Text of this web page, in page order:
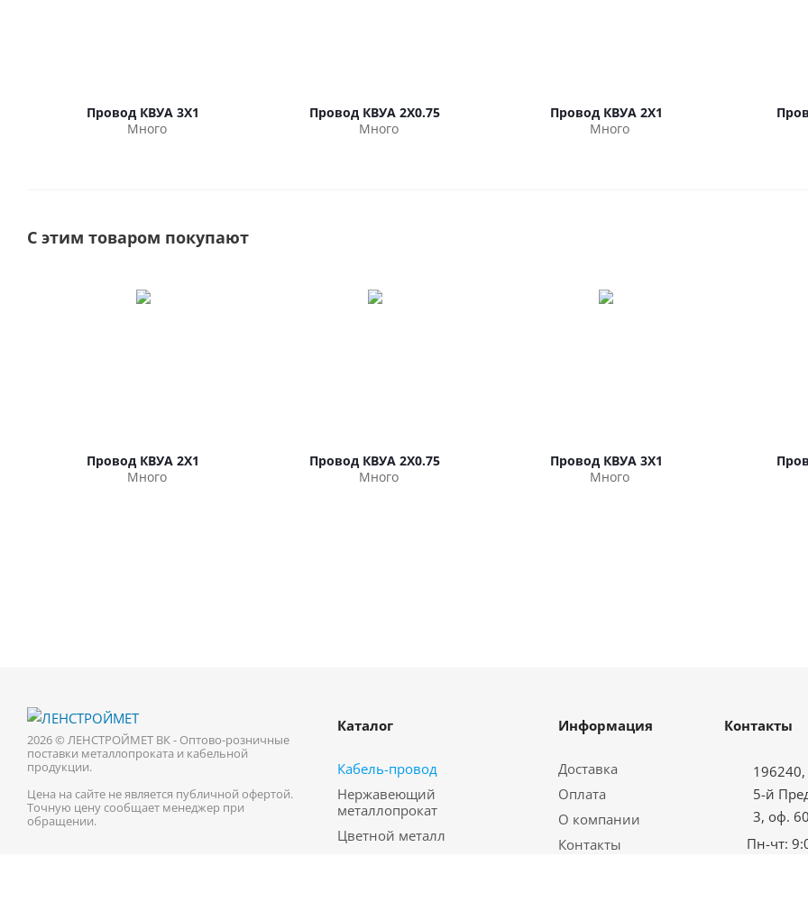
Провод КВУА 3Х1
Много
Провод КВУА 2Х0.75
Много
Провод КВУА 2Х1
Много
С этим товаром покупают
Провод КВУА 2Х1
Много
Провод КВУА 2Х0.75
Много
Провод КВУА 3Х1
Много
2026 © ЛЕНСТРОЙМЕТ ВК - Оптово-розничные
поставки металлопроката и кабельной
продукции.
Цена на сайте не является публичной офертой.
Точную цену сообщает менеджер при
обращении.
Каталог
Кабель-провод
Нержавеющий
металлопрокат
Цветной металл
Информация
Доставка
Оплата
О компании
Контакты
Контакты
196240,
5-й
3, оф.
Пн-чт: